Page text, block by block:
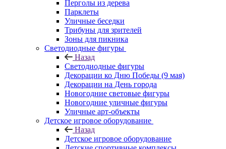
Перголы из дерева
Парклеты
Уличные беседки
Трибуны для зрителей
Зоны для пикника
Светодиодные фигуры
Назад
Светодиодные фигуры
Декорации ко Дню Победы (9 мая)
Декорации на День города
Новогодние световые фигуры
Новогодние уличные фигуры
Уличные арт-объекты
Детское игровое оборудование
Назад
Детское игровое оборудование